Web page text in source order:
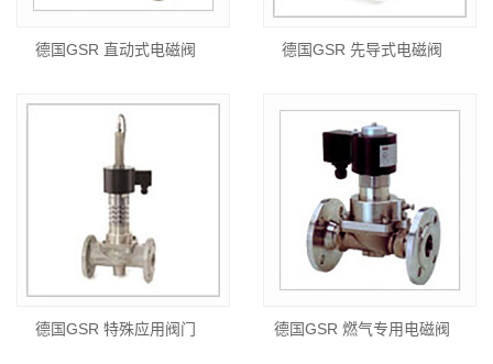
德国GSR 直动式电磁阀 德国GSR 先导式电磁阀
德国GSR 特殊应用阀门 德国GSR 燃气专用电磁阀